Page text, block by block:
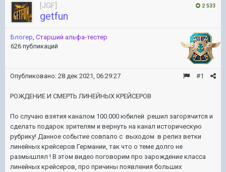
2 533
[JGF]
getfun
Блогер Старший альфа-тестер
626 публикаций
#1
Опубликовано: 28 дек 2021, 06:29:27
РОЖДЕНИЕ И СМЕРТЬ ЛИНЕЙНЫХ КРЕЙСЕРОВ
По случаю взятия каналом 100.000 юбилей решил загорячится и
сделать подарок зрителям и вернуть на канал историческую
рубрику! Данное событие совпало с выходом в релиз ветки
линейных крейсеров Германии, так что о теме долго не
размышлял ! В этом видео поговорим про зарождение класса
линейных крейсеров, про причины появления больших